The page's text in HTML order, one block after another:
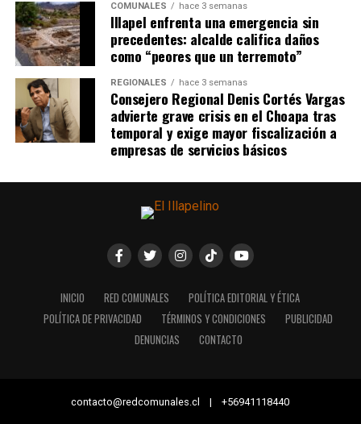
COMUNALES hace 3 semanas
Illapel enfrenta una emergencia sin
precedentes: alcalde califica daños
como “peores que un terremoto”
REGIONALES hace 3 semanas
Consejero Regional Denis Cortés Vargas
advierte grave crisis en el Choapa tras
temporal y exige mayor fiscalización a
empresas de servicios básicos
INICIO RED COMUNALES
POLÍTICA EDITORIAL Y ÉTICA
POLÍTICA DE PRIVACIDAD
TÉRMINOS Y CONDICIONES
PUBLICIDAD
DENUNCIAS
CONTACTO
contacto@redcomunales.cl | +56941118440